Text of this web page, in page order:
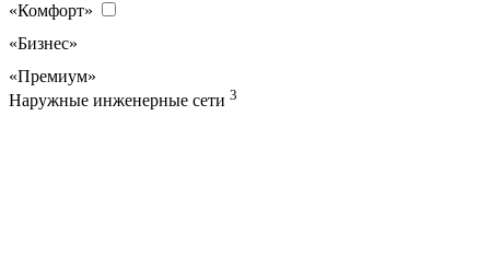
«Комфорт»
«Бизнес»
«Премиум»
Наружные инженерные сети 3